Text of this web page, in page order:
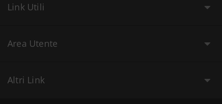
Link Utili
Area Utente
Altri Link